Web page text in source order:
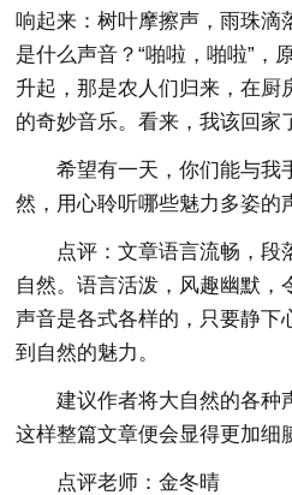
响起来：树叶摩擦声，雨珠滴
是什么声音？“啪啦，啪啦”，
升起，那是农人们归来，在厨
的奇妙音乐。看来，我该回家
希望有一天，你们能与我
然，用心聆听哪些魅力多姿的
点评：文章语言流畅，段
自然。语言活泼，风趣幽默，
声音是各式各样的，只要静下
到自然的魅力。
建议作者将大自然的各种
这样整篇文章便会显得更加细
点评老师：金冬晴